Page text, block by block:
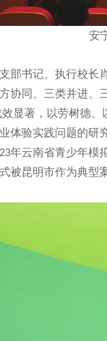
安
部书记、执行校长
协同、三类并进、
显著，以劳树德
体验实践问题的研
年云南省青少年模
被昆明市作为典型